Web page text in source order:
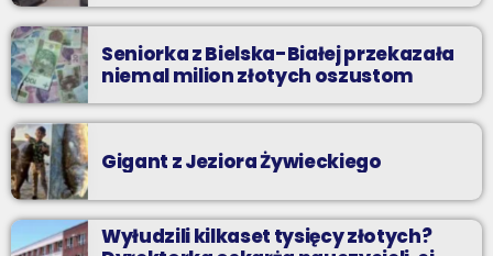
Seniorka z Bielska-Białej przekazała
niemal milion złotych oszustom
Gigant z Jeziora Żywieckiego
Wyłudzili kilkaset tysięcy złotych?